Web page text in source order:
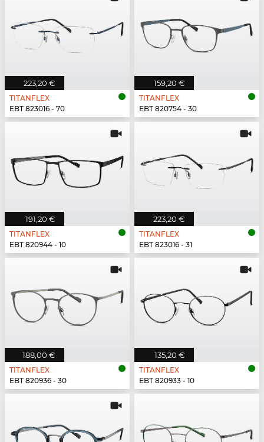
223,20 €
TITANFLEX
EBT 823016 - 70
159,20 €
TITANFLEX
EBT 820754 - 30
191,20 €
TITANFLEX
EBT 820944 - 10
223,20 €
TITANFLEX
EBT 823016 - 31
188,00 €
TITANFLEX
EBT 820936 - 30
135,20 €
TITANFLEX
EBT 820933 - 10